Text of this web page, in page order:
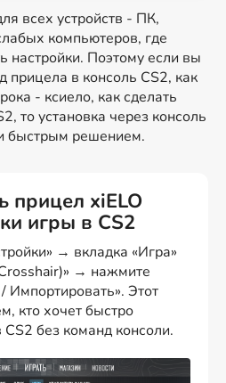
всех устройств - ПК,
компьютеров, где
настройки. Поэтому если вы
прицела в консоль CS2, как
- ксиело, как сделать
то установка через консоль
быстрым решением.
прицел xiELO
игры в CS2
→ вкладка «Игра»
→ нажмите
Импортировать». Этот
кто хочет быстро
без команд консоли.